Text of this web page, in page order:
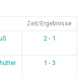
Zeit/Ergebnisse
2 - 1
1 - 3